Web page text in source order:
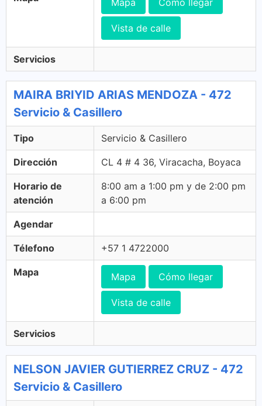
Mapa Cómo llegar
Vista de calle
Servicios
MAIRA BRIYID ARIAS MENDOZA - 472
Servicio & Casillero
Tipo Servicio & Casillero
Dirección CL 4 # 4 36, Viracacha, Boyaca
Horario de
atención
8:00 am a 1:00 pm y de 2:00 pm
a 6:00 pm
Agendar
Télefono +57 1 4722000
Mapa Mapa Cómo llegar
Vista de calle
Servicios
NELSON JAVIER GUTIERREZ CRUZ - 472
Servicio & Casillero